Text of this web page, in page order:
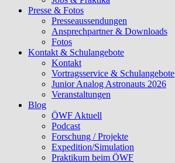
Presse & Fotos
Presseaussendungen
Ansprechpartner & Downloads
Fotos
Kontakt & Schulangebote
Kontakt
Vortragsservice & Schulangebote
Junior Analog Astronauts 2026
Veranstaltungen
Blog
ÖWF Aktuell
Podcast
Forschung / Projekte
Expedition/Simulation
Praktikum beim ÖWF